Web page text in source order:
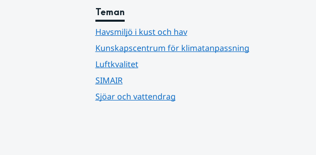
Teman
Havsmiljö i kust och hav
Kunskapscentrum för klimatanpassning
Luftkvalitet
SIMAIR
Sjöar och vattendrag